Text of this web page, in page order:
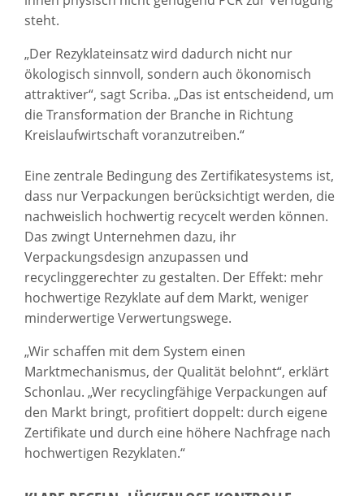
steht.
„Der Rezyklateinsatz wird dadurch nicht nur
ökologisch sinnvoll, sondern auch ökonomisch
attraktiver“, sagt Scriba. „Das ist entscheidend, um
die Transformation der Branche in Richtung
Kreislaufwirtschaft voranzutreiben.“
Eine zentrale Bedingung des Zertifikatesystems ist,
dass nur Verpackungen berücksichtigt werden, die
nachweislich hochwertig recycelt werden können.
Das zwingt Unternehmen dazu, ihr
Verpackungsdesign anzupassen und
recyclinggerechter zu gestalten. Der Effekt: mehr
hochwertige Rezyklate auf dem Markt, weniger
minderwertige Verwertungswege.
„Wir schaffen mit dem System einen
Marktmechanismus, der Qualität belohnt“, erklärt
Schonlau. „Wer recyclingfähige Verpackungen auf
den Markt bringt, profitiert doppelt: durch eigene
Zertifikate und durch eine höhere Nachfrage nach
hochwertigen Rezyklaten.“